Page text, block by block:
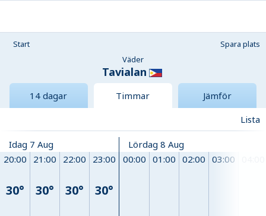
Start
Spara plats
Väder
Tavialan
14 dagar Timmar
Jämför
Lista
Idag 7 Aug
20:00
30°
21:00
30°
22:00
30°
23:00
30°
Lördag 8 Aug
00:00 01:00 02:00 03:00